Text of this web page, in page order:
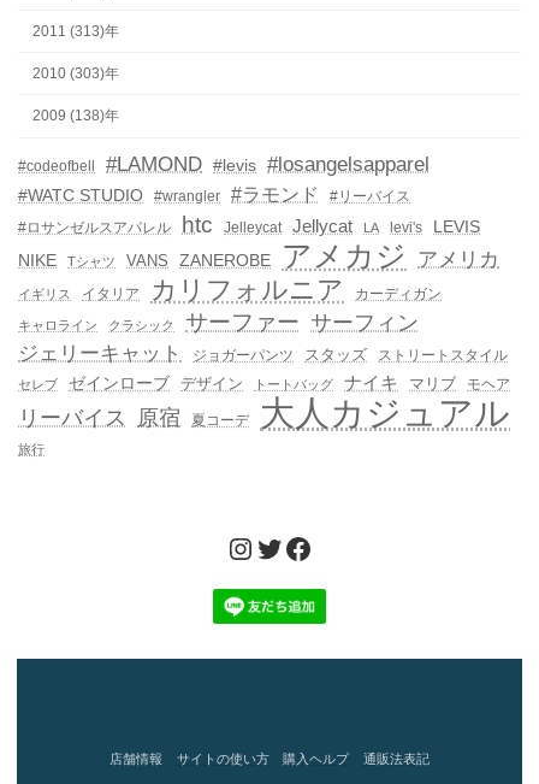
2011 (313)年
2010 (303)年
2009 (138)年
#codeofbell #LAMOND #levis #losangelsapparel
#WATC STUDIO #wrangler #ラモンド
#リーバイス
#ロサンゼルスアパレル
htc Jelleycat Jellycat LA levi's
LEVIS
NIKE
Tシャツ VANS ZANEROBE アメカジ アメリカ
イギリス イタリア カリフォルニア カーディガン
キャロライン クラシック サーファー サーフィン
ジェリーキャット
ジョガーパンツ スタッズ ストリートスタイル
セレブ ゼインローブ デザイン トートバッグ ナイキ マリブ モヘア
リーバイス 原宿 夏コーデ 大人カジュアル
旅行
Instagram
Twitter
Facebook
店舗情報 サイトの使い方 購入ヘルプ 通販法表記